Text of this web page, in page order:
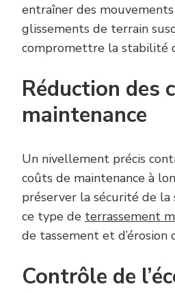
entraîner des
glissements de terrain
compromettre la stabilité
Réduction des
maintenance
Un nivellement précis
coûts de maintenance à
préserver la sécurité de
ce type de terrassement
de tassement et d’érosion
Contrôle de